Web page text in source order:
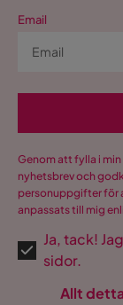
Email
Genom att fylla i
nyhetsbrev och
personuppgifter för
anpassats till mig
Ja, tack!
sidor.
Allt